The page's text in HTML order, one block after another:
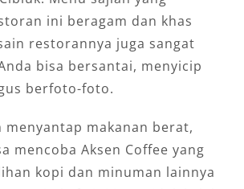
ini beragam dan khas
restorannya juga sangat
bisa bersantai, menyicip
berfoto-foto.
menyantap makanan berat,
mencoba Aksen Coffee yang
kopi dan minuman lainnya